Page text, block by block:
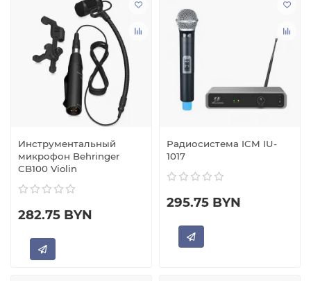
Инструментальный
микрофон Behringer
CB100 Violin
282.75 BYN
Радиосистема ICM IU-
1017
295.75 BYN